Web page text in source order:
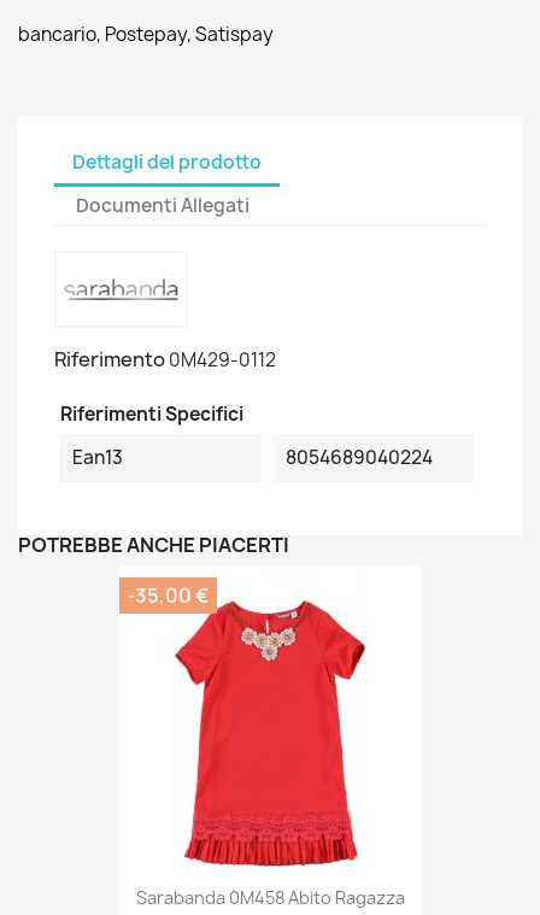
bancario, Postepay, Satispay
Dettagli del prodotto
Documenti Allegati
Riferimento0M429-0112
Riferimenti Specifici
Ean13
8054689040224
POTREBBE ANCHE PIACERTI
Sarabanda 0M458 Abito Ragazza
-35,00 €